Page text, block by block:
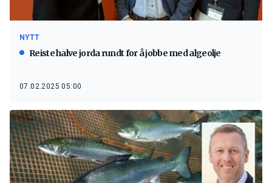
NYTT
Reiste halve jorda rundt for å jobbe med algeolje
07.02.2025 05:00